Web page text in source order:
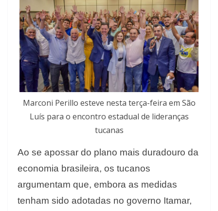
Marconi Perillo esteve nesta terça-feira em São
Luís para o encontro estadual de lideranças
tucanas
Ao se apossar do plano mais duradouro da
economia brasileira, os tucanos
argumentam que, embora as medidas
tenham sido adotadas no governo Itamar,